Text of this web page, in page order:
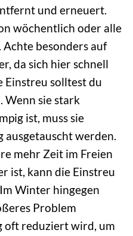
und erneuert.
wöchentlich oder alle
Achte besonders auf
da sich hier schnell
Einstreu solltest du
Wenn sie stark
ist, muss sie
werden.
mehr Zeit im Freien
ist, kann die Einstreu
Winter hingegen
Problem
oft reduziert wird, um